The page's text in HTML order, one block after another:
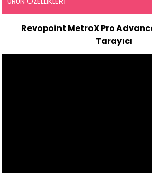
Revopoint MetroX Pro
Tarayıcı